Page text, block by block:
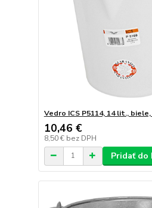
Vedro ICS P5114, 14 lit.,
10,46 €
8,50 € bez DPH
Pridať do